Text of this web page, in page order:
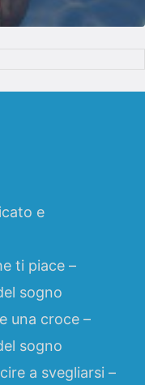
e
ti piace –
sogno
una croce –
sogno
a svegliarsi –